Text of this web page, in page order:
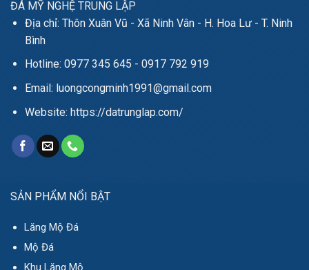
ĐÁ MỸ NGHỆ TRUNG LẬP
Địa chỉ: Thôn Xuân Vũ - Xã Ninh Vân - H. Hoa Lư - T. Ninh
Bình
Hotline: 0977 345 645 - 0917 792 919
Email: luongcongminh1991@gmail.com
Website: https://datrunglap.com/
SẢN PHẨM NỔI BẬT
Lăng Mộ Đá
Mộ Đá